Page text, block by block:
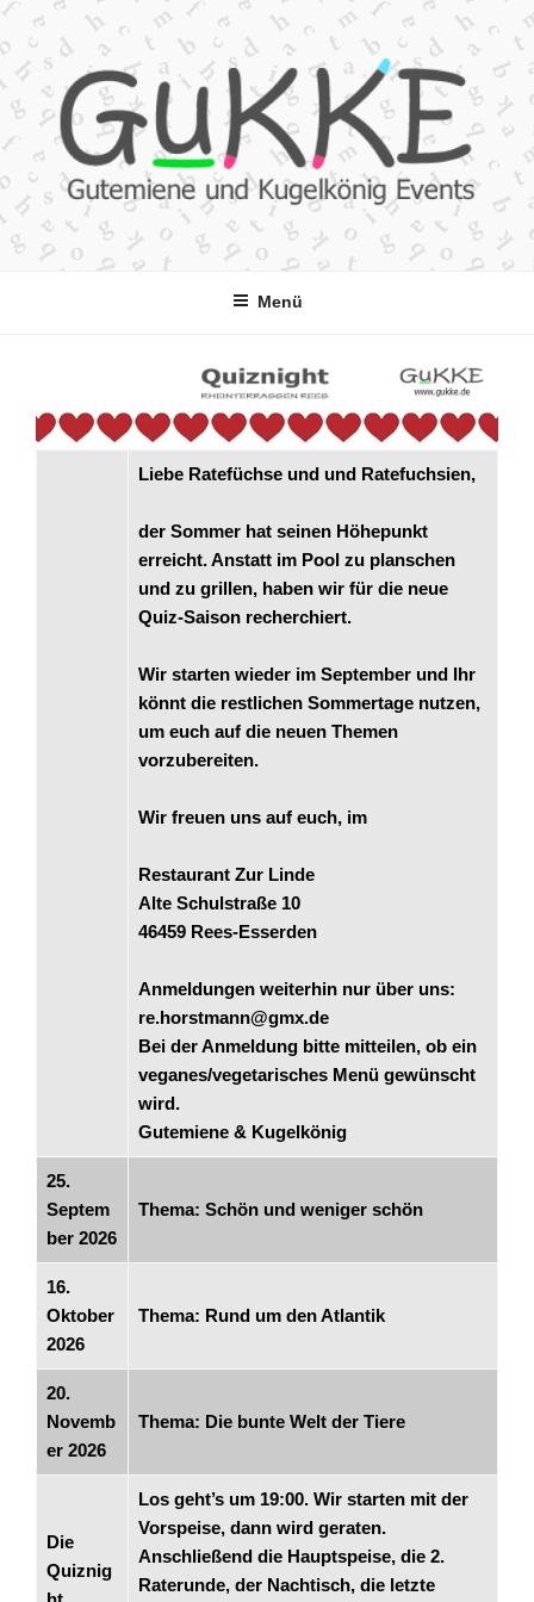
Zum
Inhalt
springen
GUKKE
Gutemiene und Kugelkönig Events
Menü
Liebe Ratefüchse und und Ratefuchsien,
der Sommer hat seinen Höhepunkt
erreicht. Anstatt im Pool zu planschen
und zu grillen, haben wir für die neue
Quiz-Saison recherchiert.
Wir starten wieder im September und Ihr
könnt die restlichen Sommertage nutzen,
um euch auf die neuen Themen
vorzubereiten.
Wir freuen uns auf euch, im
Restaurant Zur Linde
Alte Schulstraße 10
46459 Rees-Esserden
Anmeldungen weiterhin nur über uns:
re.horstmann@gmx.de
Bei der Anmeldung bitte mitteilen, ob ein
veganes/vegetarisches Menü gewünscht
wird.
Gutemiene & Kugelkönig
25.
Septem
ber 2026
Thema: Schön und weniger schön
16.
Oktober
2026
Thema: Rund um den Atlantik
20.
Novemb
er 2026
Thema: Die bunte Welt der Tiere
Die
Quiznig
Los geht’s um 19:00. Wir starten mit der
Vorspeise, dann wird geraten.
Anschließend die Hauptspeise, die 2.
Raterunde, der Nachtisch, die letzte